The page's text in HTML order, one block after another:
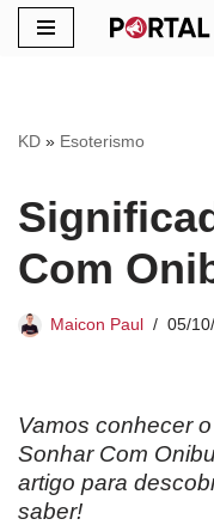
conteúdo
KD » Esoterismo
Com
Maicon Paul 05/
Vamos conhecer
Sonhar Com
artigo para
saber!